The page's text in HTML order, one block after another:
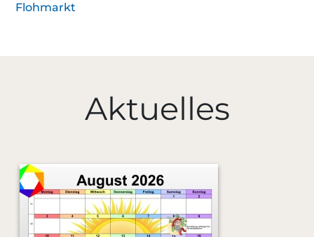
Flohmarkt
Aktuelles